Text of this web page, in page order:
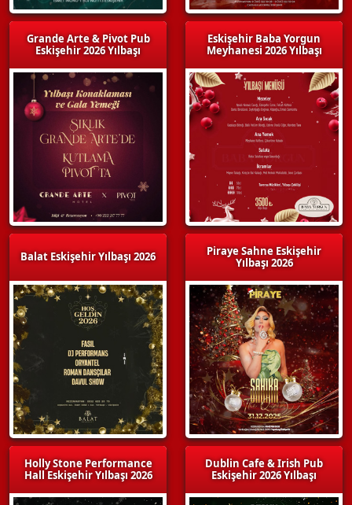
Grande Arte & Pivot Pub
Eskişehir 2026 Yılbaşı
Balat Eskişehir Yılbaşı 2026
Holly Stone Performance
Hall Eskişehir Yılbaşı 2026
Eskişehir Baba Yorgun
Meyhanesi 2026 Yılbaşı
Piraye Sahne Eskişehir
Yılbaşı 2026
Dublin Cafe & Irish Pub
Eskişehir 2026 Yılbaşı